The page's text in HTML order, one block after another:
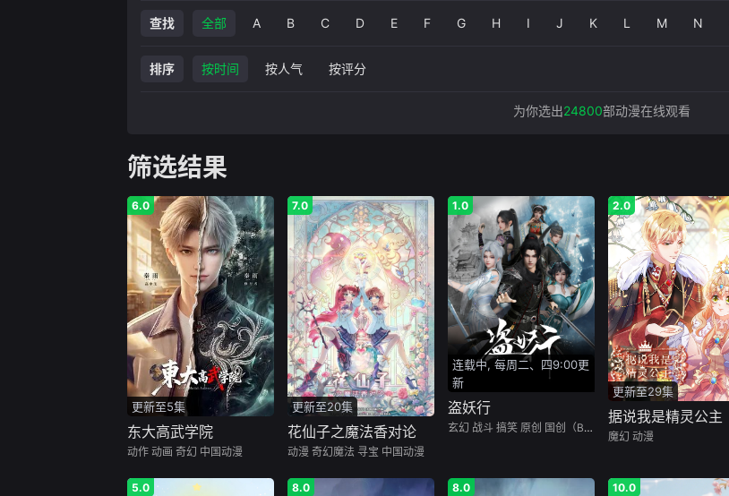
查找 全部 A B C D E F G H I J K L M N
排序 按时间 按人气 按评分
为你选出24800部动漫在线观看
筛选结果
6.0
更新至5集
东大高武学院
动作 动画 奇幻 中国动漫
7.0
更新至20集
花仙子之魔法香对论
动漫 奇幻魔法 寻宝 中国动漫
1.0
连载中, 每周二、四9:00更
新
盗妖行
玄幻 战斗 搞笑 原创 国创（B站）
2.0
更新至29集
据说我是精灵公主
魔幻 动漫
5.0 8.0 8.0 10.0